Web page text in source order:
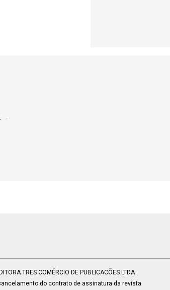
TRES COMÉRCIO DE PUBLICACÕES LTDA
do contrato de assinatura da revista